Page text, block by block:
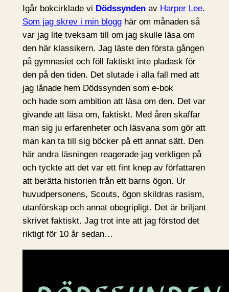
Igår bokcirklade vi Dödssyndenav Harper Lee.
Som jag skrev i min blogghär om månaden så
var jag lite tveksam till om jag skulle läsa om
den här klassikern. Jag läste den första gången
på gymnasiet och föll faktiskt inte pladask för
den på den tiden. Det slutade i alla fall med att
jag lånade hem Dödssynden som e-bok
och hade som ambition att läsa om den. Det var
givande att läsa om, faktiskt. Med åren skaffar
man sig ju erfarenheter och läsvana som gör att
man kan ta till sig böcker på ett annat sätt. Den
här andra läsningen reagerade jag verkligen på
och tyckte att det var ett fint knep av författaren
att berätta historien från ett barns ögon. Ur
huvudpersonens, Scouts, ögon skildras rasism,
utanförskap och annat obegripligt. Det är briljant
skrivet faktiskt. Jag trot inte att jag förstod det
riktigt för 10 år sedan…